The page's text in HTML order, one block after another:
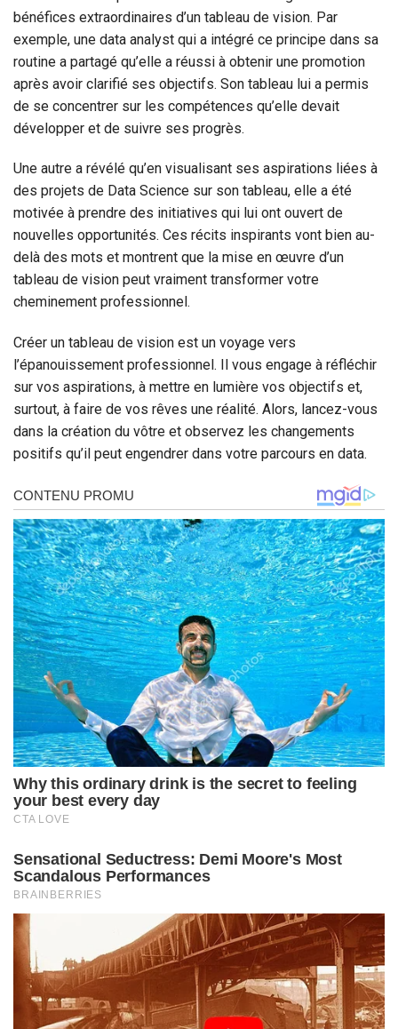
bénéfices extraordinaires d’un tableau de vision. Par
exemple, une data analyst qui a intégré ce principe dans sa
routine a partagé qu’elle a réussi à obtenir une promotion
après avoir clarifié ses objectifs. Son tableau lui a permis
de se concentrer sur les compétences qu’elle devait
développer et de suivre ses progrès.
Une autre a révélé qu’en visualisant ses aspirations liées à
des projets de Data Science sur son tableau, elle a été
motivée à prendre des initiatives qui lui ont ouvert de
nouvelles opportunités. Ces récits inspirants vont bien au-
delà des mots et montrent que la mise en œuvre d’un
tableau de vision peut vraiment transformer votre
cheminement professionnel.
Créer un tableau de vision est un voyage vers
l’épanouissement professionnel. Il vous engage à réfléchir
sur vos aspirations, à mettre en lumière vos objectifs et,
surtout, à faire de vos rêves une réalité. Alors, lancez-vous
dans la création du vôtre et observez les changements
positifs qu’il peut engendrer dans votre parcours en data.